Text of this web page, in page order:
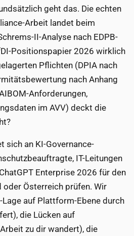
geht das. Die echten
Arbeit landet beim
II-Analyse nach EDPB-
Positionspapier 2026 wirklich
Pflichten (DPIA nach
nach Anhang
Anforderungen,
im AVV) deckt die
sich an KI-Governance-
IT-Leitungen
Enterprise 2026 für den
oder Österreich prüfen. Wir
auf Plattform-Ebene durch
die Lücken auf
zu dir wandert), die